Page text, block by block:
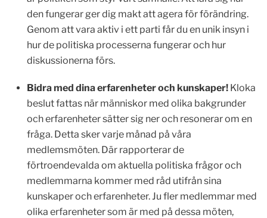
den fungerar ger dig makt att agera för förändring.
Genom att vara aktiv i ett parti får du en unik insyn i
hur de politiska processerna fungerar och hur
diskussionerna förs.
Bidra med dina erfarenheter och kunskaper! Kloka
beslut fattas när människor med olika bakgrunder
och erfarenheter sätter sig ner och resonerar om en
fråga. Detta sker varje månad på våra
medlemsmöten. Där rapporterar de
förtroendevalda om aktuella politiska frågor och
medlemmarna kommer med råd utifrån sina
kunskaper och erfarenheter. Ju fler medlemmar med
olika erfarenheter som är med på dessa möten,